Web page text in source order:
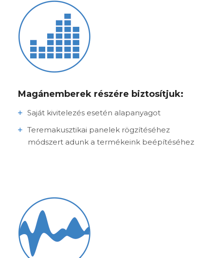
Magánemberek részére biztosítjuk:
Saját kivitelezés esetén alapanyagot
Teremakusztikai panelek rögzítéséhez
módszert adunk a termékeink beépítéséhez